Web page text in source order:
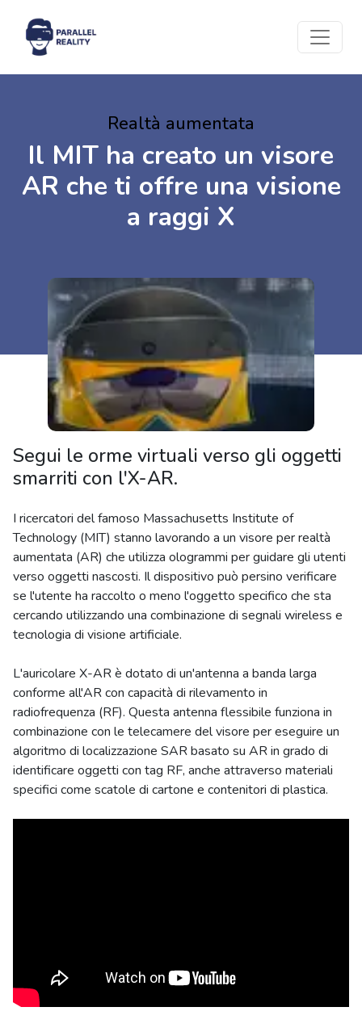
Realtà aumentata
Il MIT ha creato un visore
AR che ti offre una visione
a raggi X
Segui le orme virtuali verso gli oggetti
smarriti con l'X-AR.
I ricercatori del famoso Massachusetts Institute of
Technology (MIT) stanno lavorando a un visore per realtà
aumentata (AR) che utilizza ologrammi per guidare gli utenti
verso oggetti nascosti. Il dispositivo può persino verificare
se l'utente ha raccolto o meno l'oggetto specifico che sta
cercando utilizzando una combinazione di segnali wireless e
tecnologia di visione artificiale.
L'auricolare X-AR è dotato di un'antenna a banda larga
conforme all'AR con capacità di rilevamento in
radiofrequenza (RF). Questa antenna flessibile funziona in
combinazione con le telecamere del visore per eseguire un
algoritmo di localizzazione SAR basato su AR in grado di
identificare oggetti con tag RF, anche attraverso materiali
specifici come scatole di cartone e contenitori di plastica.